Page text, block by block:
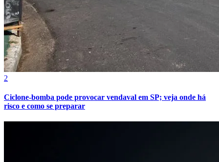
2
Ciclone-bomba pode provocar vendaval em SP; veja onde há
risco e como se preparar